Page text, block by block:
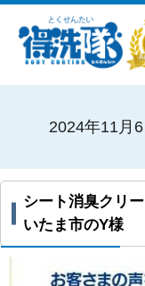
2024年11月
シート消臭クリ
いたま市のY様